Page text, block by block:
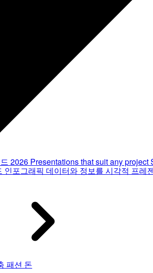
2026 Presentations that suit any project
인포그래픽 데이터와 정보를 시각적 프레
패션 돈